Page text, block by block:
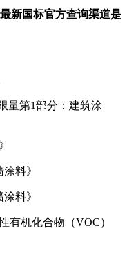
新国标官方查询渠道是
量第1部分：建筑涂
料》
料》
有机化合物（VOC）